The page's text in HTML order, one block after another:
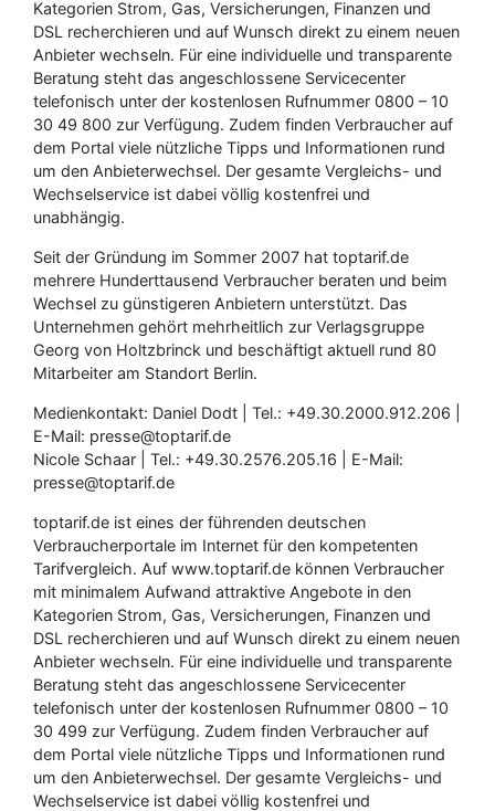
Kategorien Strom, Gas, Versicherungen, Finanzen und
DSL recherchieren und auf Wunsch direkt zu einem neuen
Anbieter wechseln. Für eine individuelle und transparente
Beratung steht das angeschlossene Servicecenter
telefonisch unter der kostenlosen Rufnummer 0800 – 10
30 49 800 zur Verfügung. Zudem finden Verbraucher auf
dem Portal viele nützliche Tipps und Informationen rund
um den Anbieterwechsel. Der gesamte Vergleichs- und
Wechselservice ist dabei völlig kostenfrei und
unabhängig.
Seit der Gründung im Sommer 2007 hat toptarif.de
mehrere Hunderttausend Verbraucher beraten und beim
Wechsel zu günstigeren Anbietern unterstützt. Das
Unternehmen gehört mehrheitlich zur Verlagsgruppe
Georg von Holtzbrinck und beschäftigt aktuell rund 80
Mitarbeiter am Standort Berlin.
Medienkontakt: Daniel Dodt | Tel.: +49.30.2000.912.206 |
E-Mail: presse@toptarif.de
Nicole Schaar | Tel.: +49.30.2576.205.16 | E-Mail:
presse@toptarif.de
toptarif.de ist eines der führenden deutschen
Verbraucherportale im Internet für den kompetenten
Tarifvergleich. Auf www.toptarif.de können Verbraucher
mit minimalem Aufwand attraktive Angebote in den
Kategorien Strom, Gas, Versicherungen, Finanzen und
DSL recherchieren und auf Wunsch direkt zu einem neuen
Anbieter wechseln. Für eine individuelle und transparente
Beratung steht das angeschlossene Servicecenter
telefonisch unter der kostenlosen Rufnummer 0800 – 10
30 499 zur Verfügung. Zudem finden Verbraucher auf
dem Portal viele nützliche Tipps und Informationen rund
um den Anbieterwechsel. Der gesamte Vergleichs- und
Wechselservice ist dabei völlig kostenfrei und